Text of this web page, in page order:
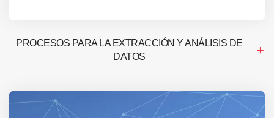
PROCESOS PARA LA EXTRACCIÓN Y ANÁLISIS DE
DATOS